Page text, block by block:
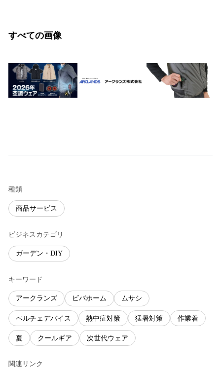
すべての画像
種類
商品サービス
ビジネスカテゴリ
ガーデン・DIY
キーワード
アークランズ ビバホーム ムサシ
ペルチェデバイス 熱中症対策 猛暑対策 作業着
夏 クールギア 次世代ウェア
関連リンク